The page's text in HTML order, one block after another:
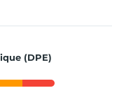
(DPE)